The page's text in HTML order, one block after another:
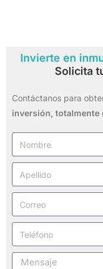
Invierte en
Solicita
Contáctanos para
inversión, totalmente